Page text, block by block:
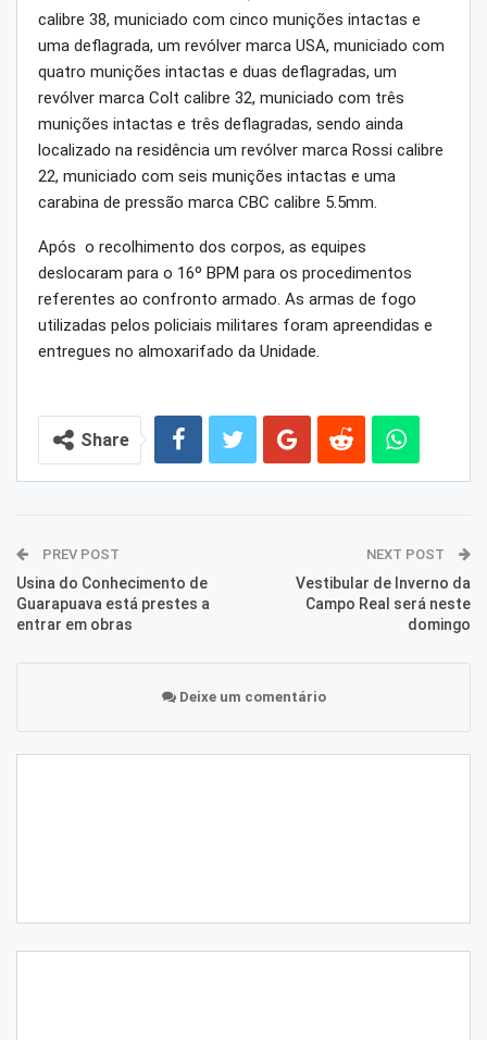
calibre 38, municiado com cinco munições intactas e
uma deflagrada, um revólver marca USA, municiado com
quatro munições intactas e duas deflagradas, um
revólver marca Colt calibre 32, municiado com três
munições intactas e três deflagradas, sendo ainda
localizado na residência um revólver marca Rossi calibre
22, municiado com seis munições intactas e uma
carabina de pressão marca CBC calibre 5.5mm.
Após o recolhimento dos corpos, as equipes
deslocaram para o 16º BPM para os procedimentos
referentes ao confronto armado. As armas de fogo
utilizadas pelos policiais militares foram apreendidas e
entregues no almoxarifado da Unidade.
Share
PREV POST
Usina do Conhecimento de
Guarapuava está prestes a
entrar em obras
NEXT POST
Vestibular de Inverno da
Campo Real será neste
domingo
Deixe um comentário